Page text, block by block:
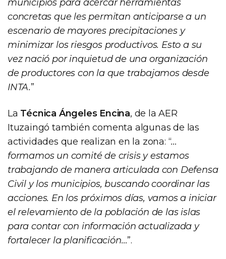
municipios para acercar herramientas
concretas que les permitan anticiparse a un
escenario de mayores precipitaciones y
minimizar los riesgos productivos. Esto a su
vez nació por inquietud de una organización
de productores con la que trabajamos desde
INTA.”
La Técnica Ángeles Encina, de la AER
Ituzaingó también comenta algunas de las
actividades que realizan en la zona: “…
formamos un comité de crisis y estamos
trabajando de manera articulada con Defensa
Civil y los municipios, buscando coordinar las
acciones. En los próximos días, vamos a iniciar
el relevamiento de la población de las islas
para contar con información actualizada y
fortalecer la planificación…”.